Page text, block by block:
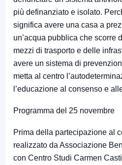
più definanziato e isolato.
significa avere una casa a
un’acqua pubblica che scorre
mezzi di trasporto e delle
avere un sistema di
metta al centro
l’educazione al consenso e
Programma del 25 novembre
Prima della partecipazione al
realizzato da Associazione
con Centro Studi Carmen